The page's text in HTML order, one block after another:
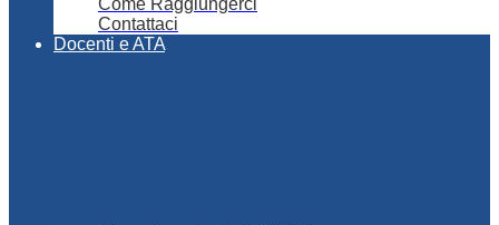
Come Raggiungerci
Contattaci
Docenti e ATA